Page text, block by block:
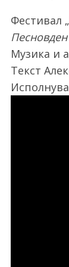
Фестивал
Песновден
Музика и
Текст